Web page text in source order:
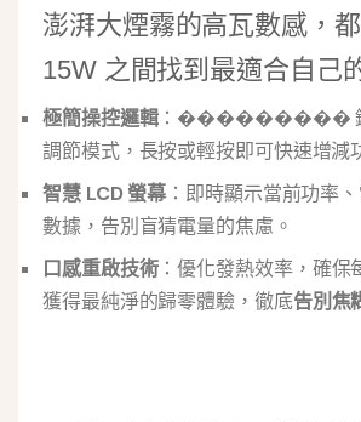
澎湃大煙霧的高瓦數感，
15W 之間找到最適合自己
極簡操控邏輯：���������
調節模式，長按或輕按即可快速增減
智慧 LCD 螢幕 ：即時顯示當前功率
數據，告別盲猜電量的焦慮。
口感重啟技術：優化發熱效率，確保
獲得最純淨的歸零體驗，徹底告別焦